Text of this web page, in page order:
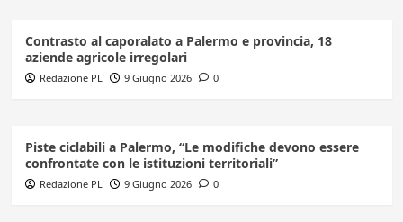
Contrasto al caporalato a Palermo e provincia, 18
aziende agricole irregolari
Redazione PL 9 Giugno 2026 0
Piste ciclabili a Palermo, “Le modifiche devono essere
confrontate con le istituzioni territoriali”
Redazione PL 9 Giugno 2026 0